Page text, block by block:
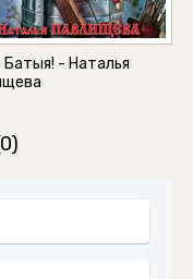
Батыя! - Наталья